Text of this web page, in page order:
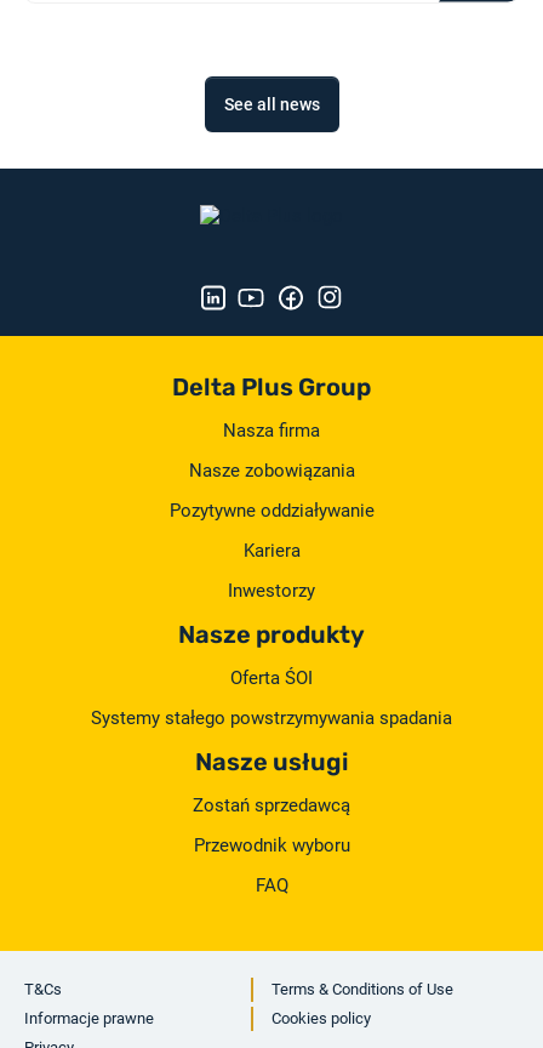
See all news
Delta Plus Group
Nasza firma
Nasze zobowiązania
Pozytywne oddziaływanie
Kariera
Inwestorzy
Nasze produkty
Oferta ŚOI
Systemy stałego powstrzymywania spadania
Nasze usługi
Zostań sprzedawcą
Przewodnik wyboru
FAQ
T&Cs
Terms & Conditions of Use
Informacje prawne
Cookies policy